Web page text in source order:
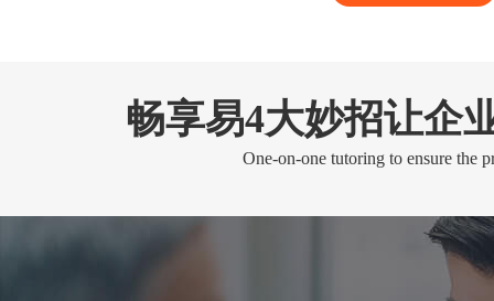
畅享易4大妙招让企
One-on-one tutoring to ensure the